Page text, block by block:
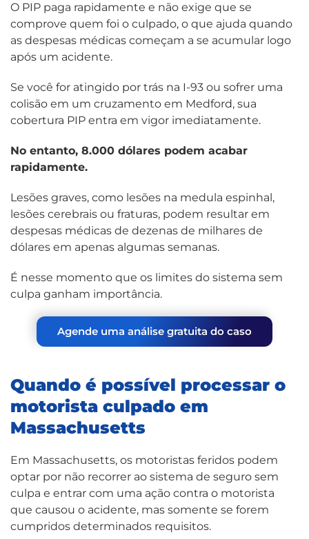
O PIP paga rapidamente e não exige que se
comprove quem foi o culpado, o que ajuda quando
as despesas médicas começam a se acumular logo
após um acidente.
Se você for atingido por trás na I-93 ou sofrer uma
colisão em um cruzamento em Medford, sua
cobertura PIP entra em vigor imediatamente.
No entanto, 8.000 dólares podem acabar
rapidamente.
Lesões graves, como lesões na medula espinhal,
lesões cerebrais ou fraturas, podem resultar em
despesas médicas de dezenas de milhares de
dólares em apenas algumas semanas.
É nesse momento que os limites do sistema sem
culpa ganham importância.
Agende uma análise gratuita do caso
Quando é possível processar o
motorista culpado em
Massachusetts
Em Massachusetts, os motoristas feridos podem
optar por não recorrer ao sistema de seguro sem
culpa e entrar com uma ação contra o motorista
que causou o acidente, mas somente se forem
cumpridos determinados requisitos.